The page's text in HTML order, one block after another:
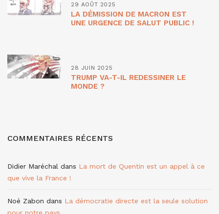
29 AOÛT 2025
LA DÉMISSION DE MACRON EST
UNE URGENCE DE SALUT PUBLIC !
28 JUIN 2025
TRUMP VA-T-IL REDESSINER LE
MONDE ?
COMMENTAIRES RÉCENTS
Didier Maréchal dans La mort de Quentin est un appel à ce
que vive la France !
Noé Zabon dans La démocratie directe est la seule solution
pour notre pays.